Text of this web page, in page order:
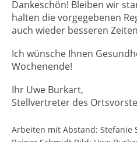
Dankeschön! Bleiben wir
halten die vorgegebenen
auch wieder besseren
Ich wünsche Ihnen
Wochenende!
Ihr Uwe Burkart,
Stellvertreter des
Arbeiten mit Abstand: Stefanie